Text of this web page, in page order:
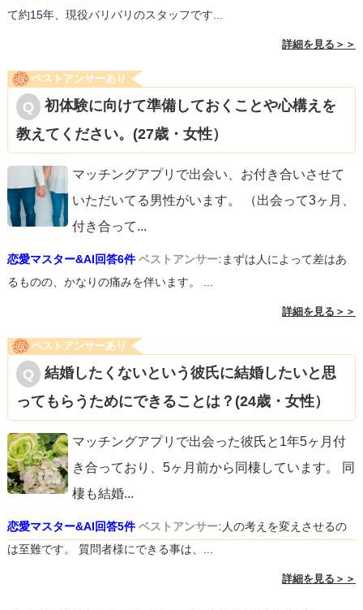
て約15年、現役バリバリのスタッフです...
詳細を見る＞＞
ベストアンサーあり
初体験に向けて準備しておくことや心構えを
教えてください。(27歳・女性）
マッチングアプリで出会い、お付き合いさせて
いただいてる男性がいます。 （出会って3ヶ月、
付き合って...
恋愛マスター&AI回答6件 ベストアンサー:まずは人によって差はあ
るものの、かなりの痛みを伴います。 ...
詳細を見る＞＞
ベストアンサーあり
結婚したくないという彼氏に結婚したいと思
ってもらうためにできることは？(24歳・女性）
マッチングアプリで出会った彼氏と1年5ヶ月付
き合っており、5ヶ月前から同棲しています。 同
棲も結婚...
恋愛マスター&AI回答5件 ベストアンサー:人の考えを変えさせるの
は至難です。 質問者様にできる事は、...
詳細を見る＞＞